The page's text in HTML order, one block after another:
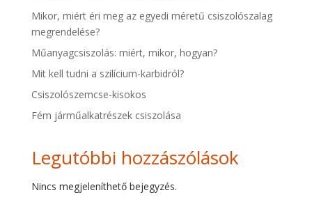
Mikor, miért éri meg az egyedi méretű csiszolószalag
megrendelése?
Műanyagcsiszolás: miért, mikor, hogyan?
Mit kell tudni a szilícium-karbidról?
Csiszolószemcse-kisokos
Fém járműalkatrészek csiszolása
Legutóbbi hozzászólások
Nincs megjeleníthető bejegyzés.